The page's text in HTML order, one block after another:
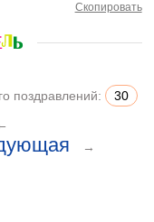
Скопировать
поздравлений: 30
→